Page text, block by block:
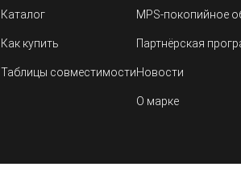
Каталог
Как купить
Таблицы совместимости
MPS-покопийное
Партнёрская
Новости
О марке